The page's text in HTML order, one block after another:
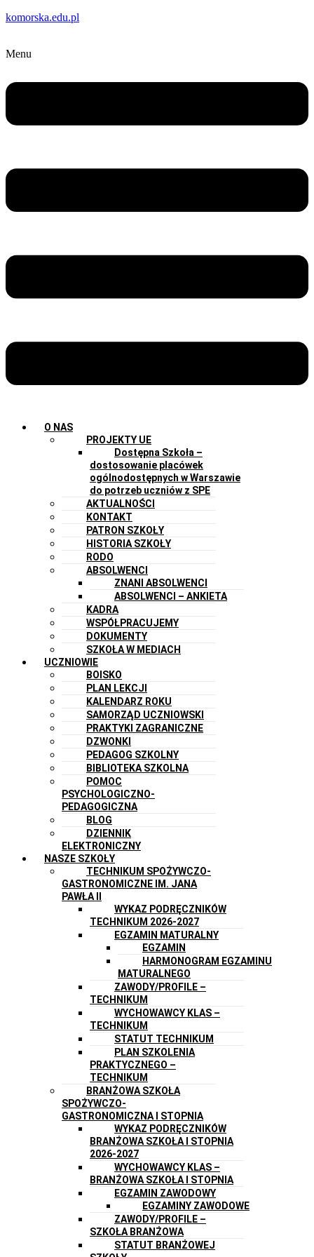
komorska.edu.pl
Menu
O NAS
PROJEKTY UE
Dostępna Szkoła –
dostosowanie placówek
ogólnodostępnych w Warszawie
do potrzeb uczniów z SPE
AKTUALNOŚCI
KONTAKT
PATRON SZKOŁY
HISTORIA SZKOŁY
RODO
ABSOLWENCI
ZNANI ABSOLWENCI
ABSOLWENCI – ANKIETA
KADRA
WSPÓŁPRACUJEMY
DOKUMENTY
SZKOŁA W MEDIACH
UCZNIOWIE
BOISKO
PLAN LEKCJI
KALENDARZ ROKU
SAMORZĄD UCZNIOWSKI
PRAKTYKI ZAGRANICZNE
DZWONKI
PEDAGOG SZKOLNY
BIBLIOTEKA SZKOLNA
POMOC
PSYCHOLOGICZNO-
PEDAGOGICZNA
BLOG
DZIENNIK
ELEKTRONICZNY
NASZE SZKOŁY
TECHNIKUM SPOŻYWCZO-
GASTRONOMICZNE IM. JANA
PAWŁA II
WYKAZ PODRĘCZNIKÓW
TECHNIKUM 2026-2027
EGZAMIN MATURALNY
EGZAMIN
HARMONOGRAM EGZAMINU
MATURALNEGO
ZAWODY/PROFILE –
TECHNIKUM
WYCHOWAWCY KLAS –
TECHNIKUM
STATUT TECHNIKUM
PLAN SZKOLENIA
PRAKTYCZNEGO –
TECHNIKUM
BRANŻOWA SZKOŁA
SPOŻYWCZO-
GASTRONOMICZNA I STOPNIA
WYKAZ PODRĘCZNIKÓW
BRANŻOWA SZKOŁA I STOPNIA
2026-2027
WYCHOWAWCY KLAS –
BRANŻOWA SZKOŁA I STOPNIA
EGZAMIN ZAWODOWY
EGZAMINY ZAWODOWE
ZAWODY/PROFILE –
SZKOŁA BRANŻOWA
STATUT BRANŻOWEJ